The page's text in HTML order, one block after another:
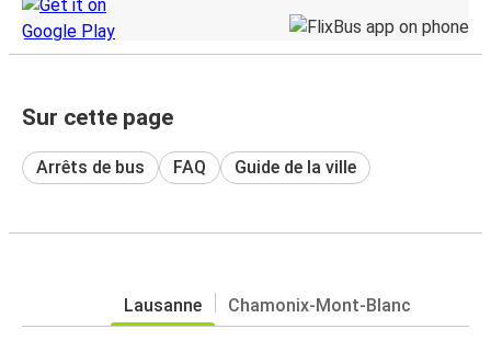
Sur cette page
Arrêts de bus FAQ Guide de la ville
Lausanne Chamonix-Mont-Blanc